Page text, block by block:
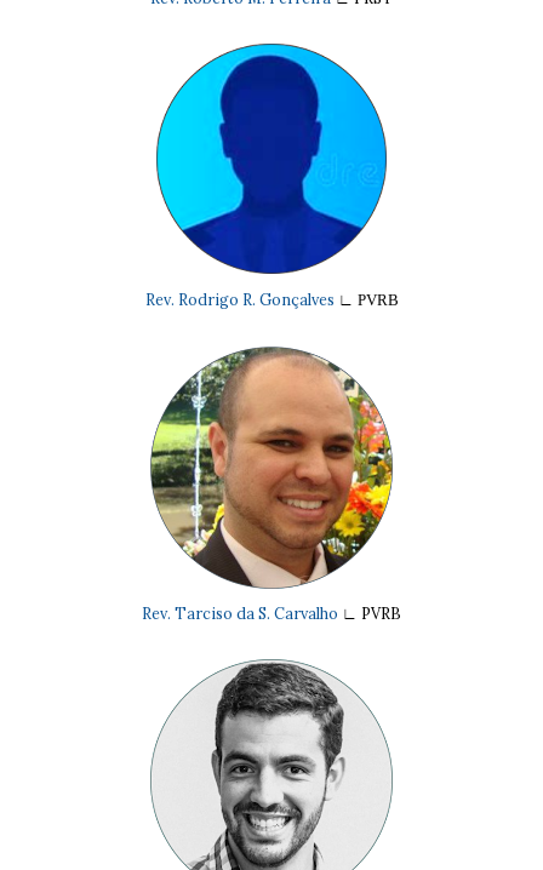
Rev. Rodrigo R. Gonçalves ∟ PVRB
Rev. Tarciso da S. Carvalho ∟ PVRB